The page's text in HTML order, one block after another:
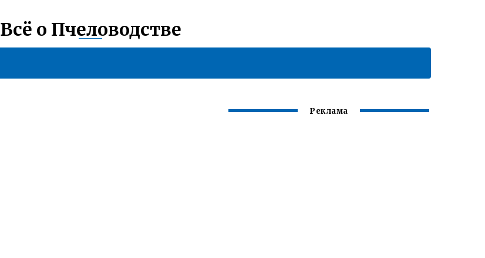
Всё о Пчеловодстве
Реклама